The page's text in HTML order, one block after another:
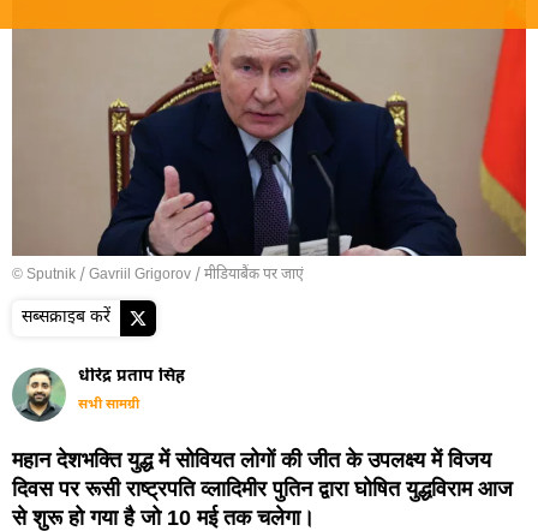
© Sputnik / Gavriil Grigorov /मीडियाबैंक पर जाएं
सब्सक्राइब करें
धीरेंद्र प्रताप सिंह
सभी सामग्री
महान देशभक्ति युद्ध में सोवियत लोगों की जीत के उपलक्ष्य में विजय
दिवस पर रूसी राष्ट्रपति व्लादिमीर पुतिन द्वारा घोषित युद्धविराम आज
से शुरू हो गया है जो 10 मई तक चलेगा।